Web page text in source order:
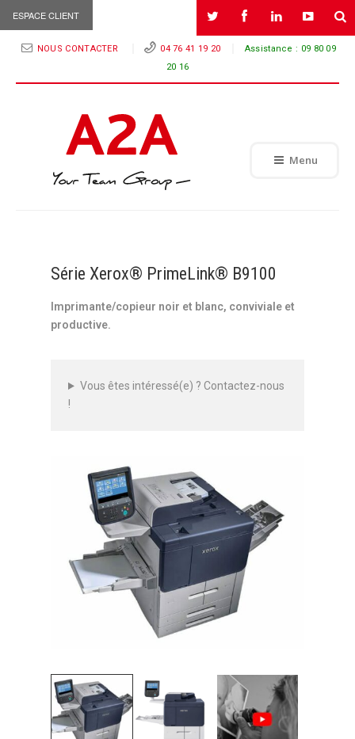
ESPACE CLIENT
NOUS CONTACTER 04 76 41 19 20 Assistance : 09 80 09
20 16
Menu
Série Xerox® PrimeLink® B9100
Imprimante/copieur noir et blanc, conviviale et
productive.
Vous êtes intéressé(e) ? Contactez-nous
!